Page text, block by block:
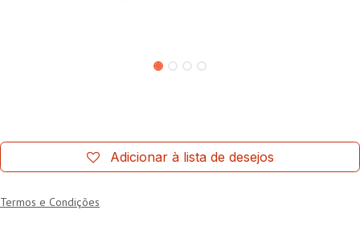
Adicionar à lista de desejos
Termos e Condições